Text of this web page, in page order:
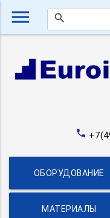
menu search
phone
ОБОРУДОВАНИЕ
МАТЕРИАЛЫ